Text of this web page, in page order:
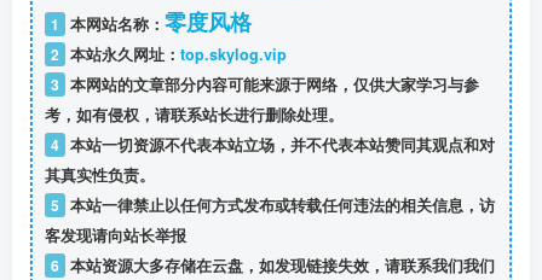
1 本网站名称： 零度风格
2 本站永久网址： top.skylog.vip
3 本网站的文章部分内容可能来源于网络，仅供大家学习与参
考，如有侵权，请联系站长进行删除处理。
4 本站一切资源不代表本站立场，并不代表本站赞同其观点和对
其真实性负责。
5 本站一律禁止以任何方式发布或转载任何违法的相关信息，访
客发现请向站长举报
6 本站资源大多存储在云盘，如发现链接失效，请联系我们我们